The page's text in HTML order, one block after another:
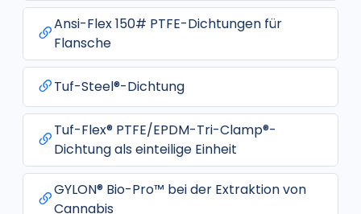
Ansi-Flex 150# PTFE-Dichtungen für
Flansche
Tuf-Steel®-Dichtung
Tuf-Flex® PTFE/EPDM-Tri-Clamp®-
Dichtung als einteilige Einheit
GYLON® Bio-Pro™ bei der Extraktion von
Cannabis